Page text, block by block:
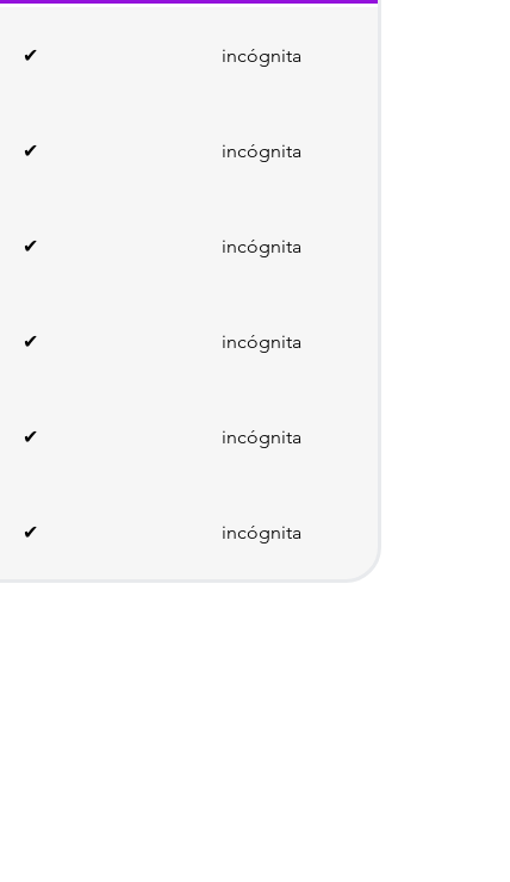
✔ incógnita
✔ incógnita
✔ incógnita
✔ incógnita
✔ incógnita
✔ incógnita